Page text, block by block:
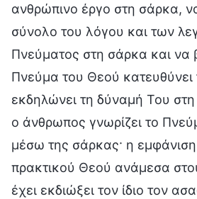
ανθρώπινο έργο στη σάρκα,
σύνολο του λόγου και των
Πνεύματος στη σάρκα και να
Πνεύμα του Θεού κατευθύνει
εκδηλώνει τη δύναμή Του
ο άνθρωπος γνωρίζει το
μέσω της σάρκας· η εμφάνιση
πρακτικού Θεού ανάμεσα
έχει εκδιώξει τον ίδιο τον